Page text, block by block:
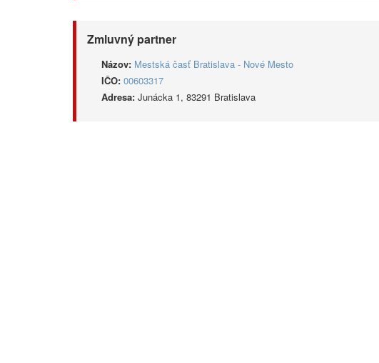
Zmluvný partner
Názov: Mestská časť Bratislava - Nové Mesto
IČO: 00603317
Adresa: Junácka 1, 83291 Bratislava